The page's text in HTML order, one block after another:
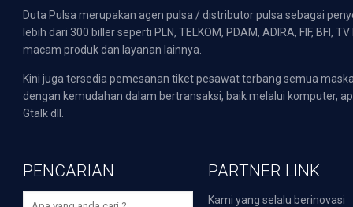
Duta Pulsa merupakan agen pulsa / distributor pulsa sebagai
lebih dari 300 biller seperti PLN, TELKOM, PDAM, ADIRA, FIF,
macam produk dan layanan lainnya.
Kini juga tersedia pemesanan tiket pesawat terbang semua
dengan kemudahan dalam bertransaksi, baik melalui komputer,
Gtalk dll.
PENCARIAN PARTNER LINK
Kami yang selalu berinovasi